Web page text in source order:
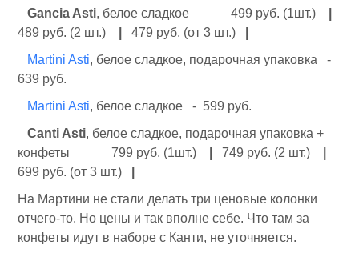
Gancia Asti, белое сладкое 499 руб. (1шт.)
489 руб. (2 шт.)
479 руб. (от 3 шт.)
Martini Asti, белое сладкое, подарочная упаковка -
639 руб.
Martini Asti, белое сладкое - 599 руб.
Canti Asti, белое сладкое, подарочная упаковка +
конфеты 799 руб. (1шт.)
749 руб. (2 шт.)
699 руб. (от 3 шт.)
На Мартини не стали делать три ценовые колонки
отчего-то. Но цены и так вполне себе. Что там за
конфеты идут в наборе с Канти, не уточняется.